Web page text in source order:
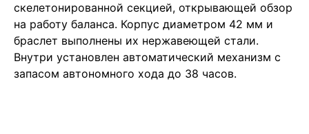
скелетонированной секцией, открывающей обзор
на работу баланса. Корпус диаметром 42 мм и
браслет выполнены их нержавеющей стали.
Внутри установлен автоматический механизм с
запасом автономного хода до 38 часов.